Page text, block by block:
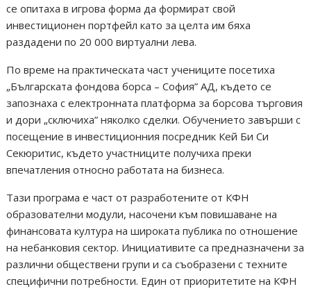
се опитаха в игрова форма да формират свой
инвестиционен портфейл като за целта им бяха
раздадени по 20 000 виртуални лева.
По време на практическата част учениците посетиха
„Българската фондова борса – София” АД, където се
запознаха с електронната платформа за борсова търговия
и дори „сключиха” няколко сделки. Обучението завърши с
посещение в инвестиционния посредник Кей Би Си
Секюритис, където участниците получиха преки
впечатления относно работата на бизнеса.
Тази програма е част от разработените от КФН
образователни модули, насочени към повишаване на
финансовата култура на широката публика по отношение
на небанковия сектор. Инициативите са предназначени за
различни обществени групи и са съобразени с техните
специфични потребности. Един от приоритетите на КФН